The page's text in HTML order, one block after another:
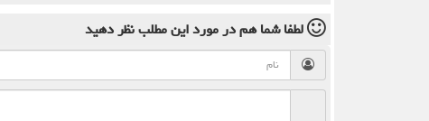
لطفا شما همدر مورد این مطلبنظر دهید